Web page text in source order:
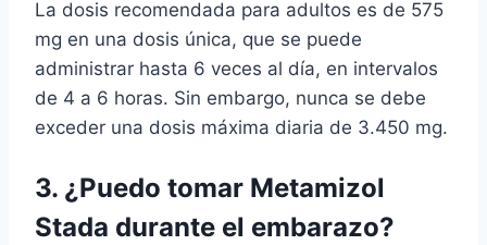
La dosis recomendada para adultos es de 575
mg en una dosis única, que se puede
administrar hasta 6 veces al día, en intervalos
de 4 a 6 horas. Sin embargo, nunca se debe
exceder una dosis máxima diaria de 3.450 mg.
3. ¿Puedo tomar Metamizol
Stada durante el embarazo?